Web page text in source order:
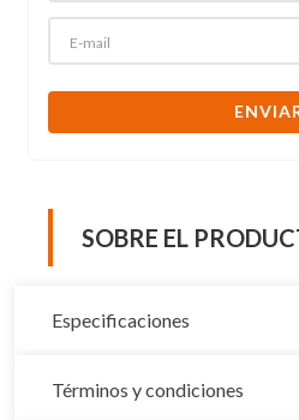
SOBRE EL
Especificaciones
Términos y condiciones